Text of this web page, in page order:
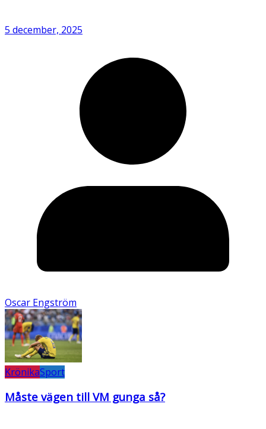
5 december, 2025
Oscar Engström
KrönikaSport
Måste vägen till VM gunga så?